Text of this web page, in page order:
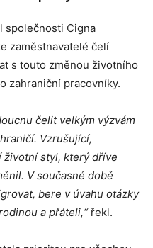
společnosti Cigna
zaměstnavatelé čelí
s touto změnou životního
zahraniční pracovníky.
čelit velkým výzvám
Vzrušující,
životní styl, který dříve
V současné době
bere v úvahu otázky
a přáteli,“ řekl.